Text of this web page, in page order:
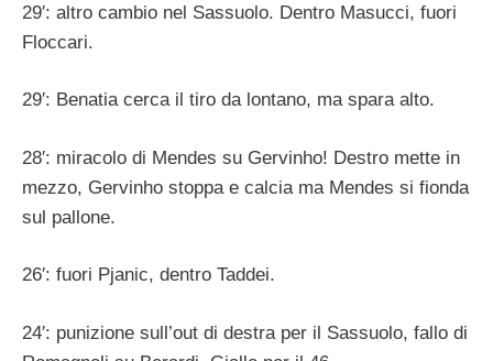
29′: altro cambio nel Sassuolo. Dentro Masucci, fuori
Floccari.
29′: Benatia cerca il tiro da lontano, ma spara alto.
28′: miracolo di Mendes su Gervinho! Destro mette in
mezzo, Gervinho stoppa e calcia ma Mendes si fionda
sul pallone.
26′: fuori Pjanic, dentro Taddei.
24′: punizione sull’out di destra per il Sassuolo, fallo di